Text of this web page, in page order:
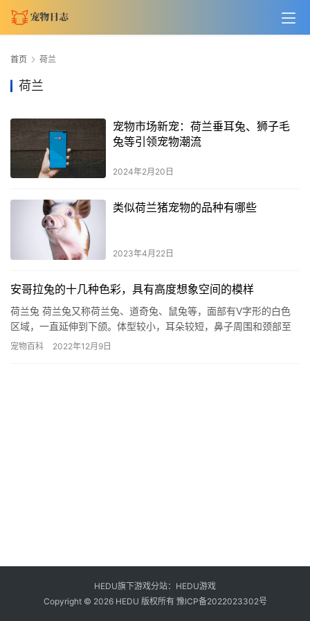
首页 荷兰
荷兰
宠物市场新宠：荷兰垂耳兔、狮子毛
兔等引领宠物潮流
2024年2月20日
类似荷兰猪宠物的品种有哪些
2023年4月22日
安哥拉兔的十几种色彩，具有高度想象空间的模样
荷兰兔 荷兰兔又称荷兰兔、道奇兔、鼠兔等，面部有V字形的白色
区域，一直延伸到下颌。体型较小，耳朵较短，鼻子周围和颈部至
前足呈白色，其余部分有黑色、蓝色、巧克力色、灰色、黄色、龟
宠物百科 2022年12月9日
HEDU旗下游戏分站： HEDU游戏
Copyright © 2026 HEDU 版权所有 豫ICP备2022023302号